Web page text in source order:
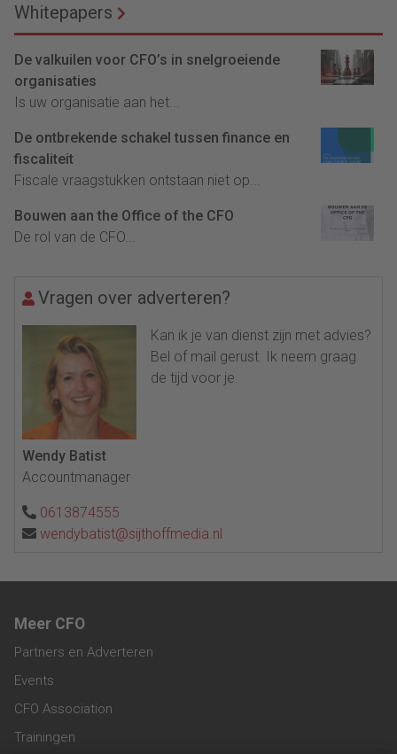
Whitepapers
De valkuilen voor CFO’s in snelgroeiende
organisaties
Is uw organisatie aan het...
De ontbrekende schakel tussen finance en
fiscaliteit
Fiscale vraagstukken ontstaan niet op...
Bouwen aan the Office of the CFO
De rol van de CFO...
Vragen over adverteren?
Kan ik je van dienst zijn met advies?
Bel of mail gerust. Ik neem graag
de tijd voor je.
Wendy Batist
Accountmanager
0613874555
wendybatist@sijthoffmedia.nl
Meer CFO
Partners en Adverteren
Events
CFO Association
Trainingen